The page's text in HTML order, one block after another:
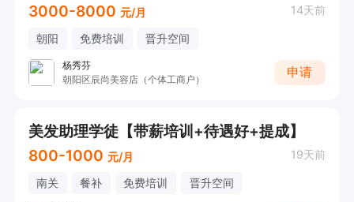
3000-8000 元/月 14天前
朝阳 免费培训 晋升空间
杨秀芬
朝阳区辰尚美容店（个体工商户）
申请
美发助理学徒【带薪培训+待遇好+提成】
800-1000 元/月 19天前
南关 餐补 免费培训 晋升空间